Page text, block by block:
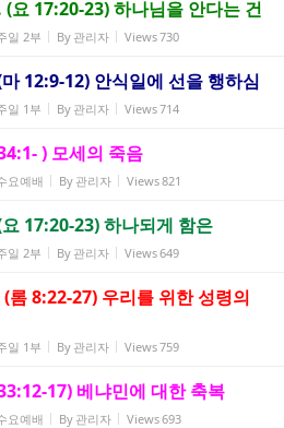
요 17:20-23) 하나님을 안다는 건
일 2부 By 관리자 Views730
12:9-12) 안식일에 선을 행하심
일 1부 By 관리자 Views714
) 모세의 죽음
요예배 By 관리자 Views821
17:20-23) 하나되게 함은
일 2부 By 관리자 Views649
8:22-27) 우리를 위한 성령의
일 1부 By 관리자 Views759
17) 베냐민에 대한 축복
요예배 By 관리자 Views693